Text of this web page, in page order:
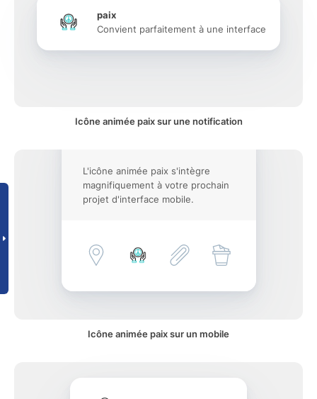
paix
Convient parfaitement à une interface
Icône animée paix sur une notification
L'icône animée paix s'intègre
magnifiquement à votre prochain
projet d'interface mobile.
Icône animée paix sur un mobile